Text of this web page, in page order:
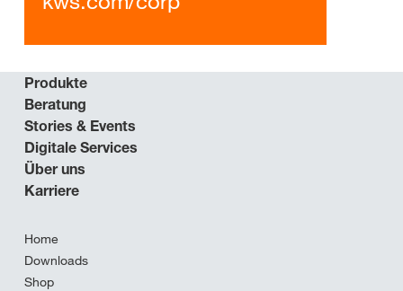
Produkte
Beratung
Stories & Events
Digitale Services
Über uns
Karriere
Home
Downloads
Shop